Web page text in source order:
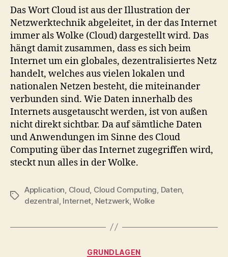
der
Cloud
Das Wort Cloud ist aus der Illustration der
Netzwerktechnik abgeleitet, in der das Internet
immer als Wolke (Cloud) dargestellt wird. Das
hängt damit zusammen, dass es sich beim
Internet um ein globales, dezentralisiertes Netz
handelt, welches aus vielen lokalen und
nationalen Netzen besteht, die miteinander
verbunden sind. Wie Daten innerhalb des
Internets ausgetauscht werden, ist von außen
nicht direkt sichtbar. Da auf sämtliche Daten
und Anwendungen im Sinne des Cloud
Computing über das Internet zugegriffen wird,
steckt nun alles in der Wolke.
Tags
Application Cloud Cloud Computing Daten
dezentral Internet Netzwerk,Wolke
Categories
GRUNDLAGEN